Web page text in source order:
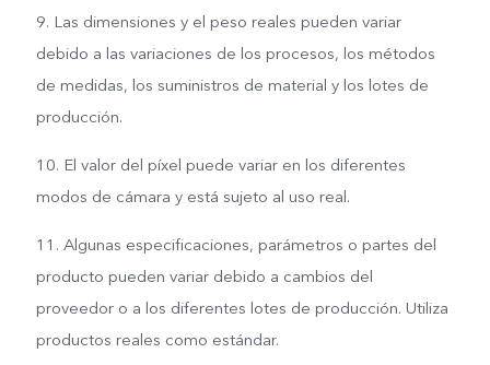
9. Las dimensiones y el peso reales pueden variar
debido a las variaciones de los procesos, los métodos
de medidas, los suministros de material y los lotes de
producción.
10. El valor del píxel puede variar en los diferentes
modos de cámara y está sujeto al uso real.
11. Algunas especificaciones, parámetros o partes del
producto pueden variar debido a cambios del
proveedor o a los diferentes lotes de producción. Utiliza
productos reales como estándar.